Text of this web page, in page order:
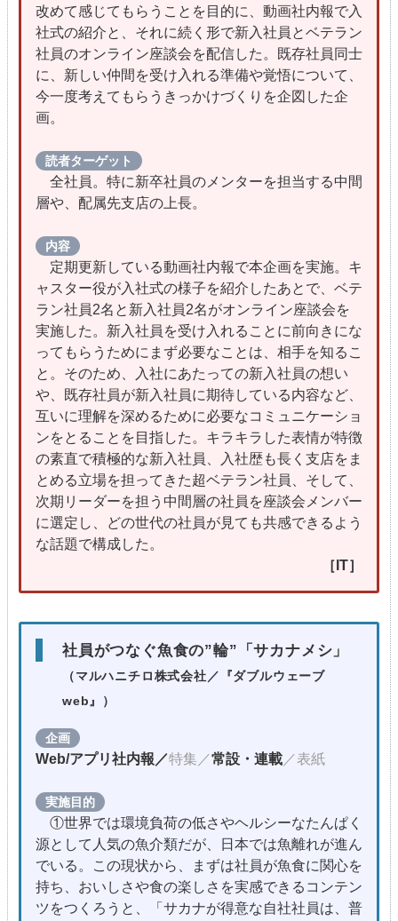
改めて感じてもらうことを目的に、動画社内報で入
社式の紹介と、それに続く形で新入社員とベテラン
社員のオンライン座談会を配信した。既存社員同士
に、新しい仲間を受け入れる準備や覚悟について、
今一度考えてもらうきっかけづくりを企図した企
画。
読者ターゲット
全社員。特に新卒社員のメンターを担当する中間
層や、配属先支店の上長。
内容
定期更新している動画社内報で本企画を実施。キ
ャスター役が入社式の様子を紹介したあとで、ベテ
ラン社員2名と新入社員2名がオンライン座談会を
実施した。新入社員を受け入れることに前向きにな
ってもらうためにまず必要なことは、相手を知るこ
と。そのため、入社にあたっての新入社員の想い
や、既存社員が新入社員に期待している内容など、
互いに理解を深めるために必要なコミュニケーショ
ンをとることを目指した。キラキラした表情が特徴
の素直で積極的な新入社員、入社歴も長く支店をま
とめる立場を担ってきた超ベテラン社員、そして、
次期リーダーを担う中間層の社員を座談会メンバー
に選定し、どの世代の社員が見ても共感できるよう
な話題で構成した。
［IT］
社員がつなぐ魚食の”輪”「サカナメシ」
（マルハニチロ株式会社 ／『ダブルウェーブ
web』）
企画
Web/アプリ社内報／特集／常設・連載 ／表紙
実施目的
①世界では環境負荷の低さやヘルシーなたんぱく
源として人気の魚介類だが、日本では魚離れが進ん
でいる。この現状から、まずは社員が魚食に関心を
持ち、おいしさや食の楽しさを実感できるコンテン
ツをつくろうと、「サカナが得意な自社社員は、普